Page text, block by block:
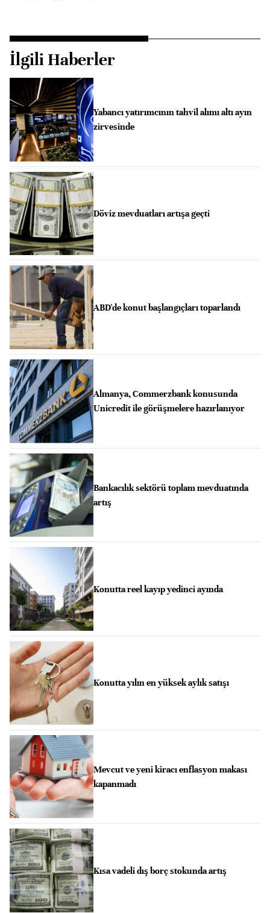
İlgili Haberler
Yabancı yatırımcının tahvil alımı altı ayın
zirvesinde
Döviz mevduatları artışa geçti
ABD'de konut başlangıçları toparlandı
Almanya, Commerzbank konusunda
Unicredit ile görüşmelere hazırlanıyor
Bankacılık sektörü toplam mevduatında
artış
Konutta reel kayıp yedinci ayında
Konutta yılın en yüksek aylık satışı
Mevcut ve yeni kiracı enflasyon makası
kapanmadı
Kısa vadeli dış borç stokunda artış